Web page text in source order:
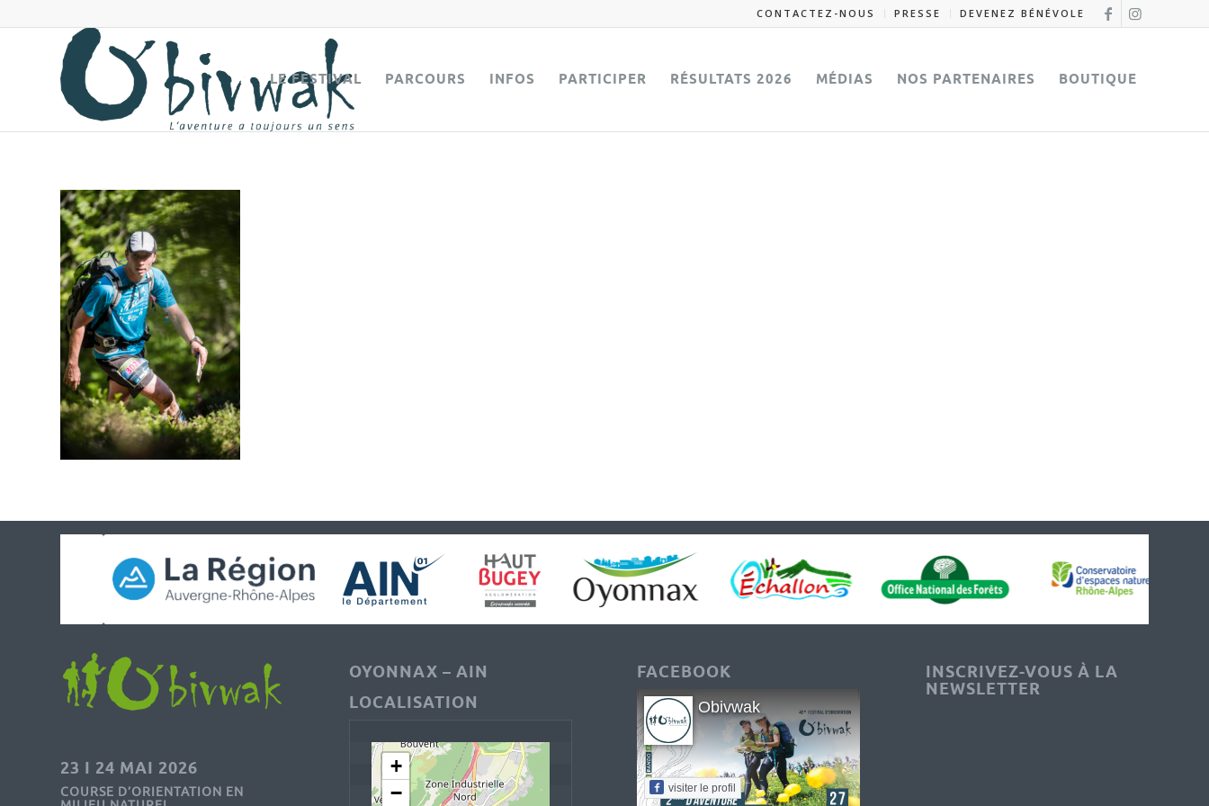
CONTACTEZ-NOUS PRESSE DEVENEZ BÉNÉVOLE
LE FESTIVAL PARCOURS INFOS PARTICIPER RÉSULTATS 2026 MÉDIAS NOS PARTENAIRES BOUTIQUE
23 I 24 MAI 2026
COURSE D’ORIENTATION EN
OYONNAX – AIN
LOCALISATION
+
−
FACEBOOK
Obivwak
visiter le profil
INSCRIVEZ-VOUS À LA
NEWSLETTER